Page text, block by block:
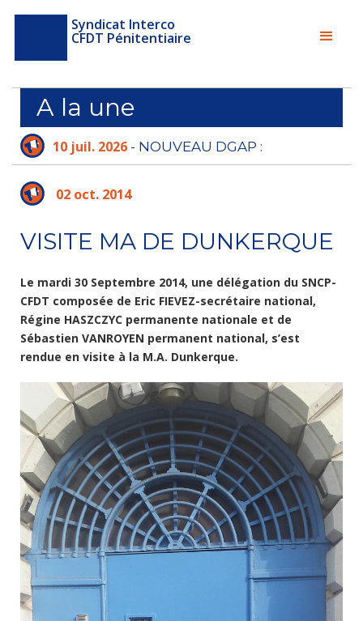
Syndicat Interco
CFDT Pénitentiaire
A la une
10 juil. 2026 - NOUVEAU DGAP :
L'ADMINISTRATION PÉNITENTIAIRE N'A PLUS
LE TEMPS D'ATTENDRE
02 oct. 2014
VISITE MA DE DUNKERQUE
Le mardi 30 Septembre 2014, une délégation du SNCP-
CFDT composée de Eric FIEVEZ-secrétaire national,
Régine HASZCZYC permanente nationale et de
Sébastien VANROYEN permanent national, s’est
rendue en visite à la M.A. Dunkerque.